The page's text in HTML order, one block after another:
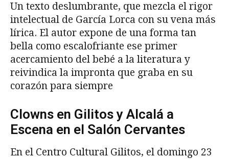
Un texto deslumbrante, que mezcla el rigor
intelectual de García Lorca con su vena más
lírica. El autor expone de una forma tan
bella como escalofriante ese primer
acercamiento del bebé a la literatura y
reivindica la impronta que graba en su
corazón para siempre
Clowns en Gilitos y Alcalá a
Escena en el Salón Cervantes
En el Centro Cultural Gilitos, el domingo 23